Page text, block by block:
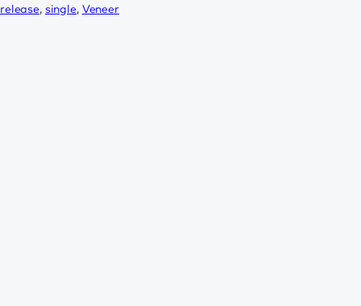
release, single, Veneer